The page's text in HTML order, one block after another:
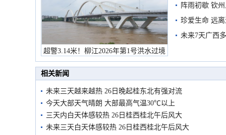
超警3.14米！柳江2026年第1号洪水过境
市民在堤岸见证汛况
阵雨初歇 钦
珍爱生命 远
未来7天广西
相关新闻
未来三天越来越热 26日晚起桂东北有强对流
今天大部天气晴朗 大部最高气温30℃以上
三天内白天体感较热 26日桂西桂北午后风大
未来三天白天体感较热 26日桂西桂北午后风大